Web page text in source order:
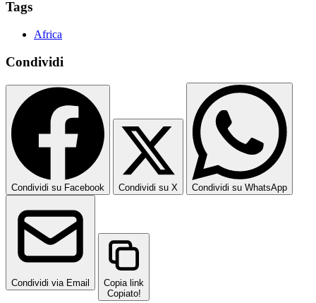
Tags
Africa
Condividi
Condividi su Facebook Condividi su X Condividi su WhatsApp
Condividi via Email
Copia link
Copiato!